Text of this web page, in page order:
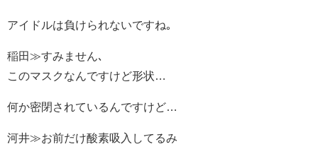
アイドルは負けられないですね｡
稲田≫すみません､
このマスクなんですけど形状…
何か密閉されているんですけど…
河井≫お前だけ酸素吸入してるみ